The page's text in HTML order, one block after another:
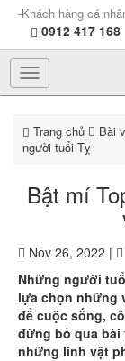
-Khách hàng cá
0912 417 168
Toggle
navigation
Trang chủ Bài
người tuổi Tỵ
Bật mí
Nov 26, 2022 |
Những người
lựa chọn những
để cuộc sống,
đừng bỏ qua
những linh vật